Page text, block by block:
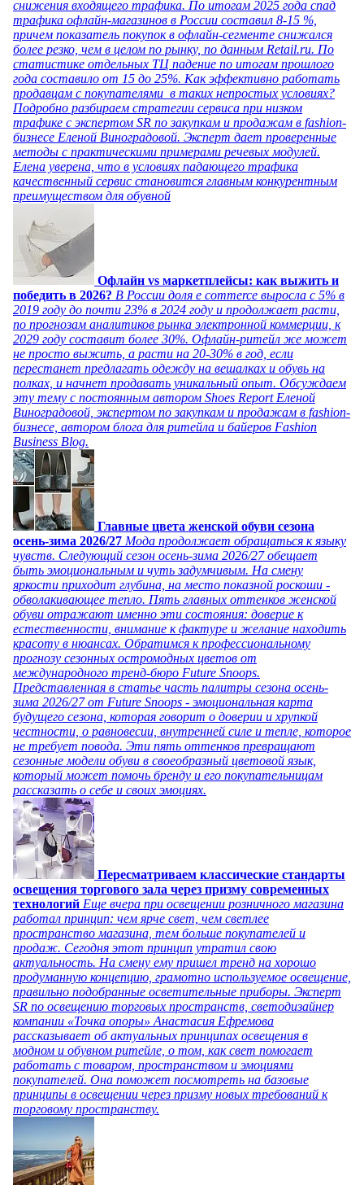
снижения входящего трафика. По итогам 2025 года спад
трафика офлайн-магазинов в России составил 8-15 %,
причем показатель покупок в офлайн-сегменте снижался
более резко, чем в целом по рынку, по данным Retail.ru. По
статистике отдельных ТЦ падение по итогам прошлого
года составило от 15 до 25%. Как эффективно работать
продавцам с покупателями в таких непростых условиях?
Подробно разбираем стратегии сервиса при низком
трафике с экспертом SR по закупкам и продажам в fashion-
бизнесе Еленой Виноградовой. Эксперт дает проверенные
методы с практическими примерами речевых модулей.
Елена уверена, что в условиях падающего трафика
качественный сервис становится главным конкурентным
преимуществом для обувной
Офлайн vs маркетплейсы: как выжить и
победить в 2026? В России доля e commerce выросла с 5% в
2019 году до почти 23% в 2024 году и продолжает расти,
по прогнозам аналитиков рынка электронной коммерции, к
2029 году составит более 30%. Офлайн-ритейл же может
не просто выжить, а расти на 20-30% в год, если
перестанет предлагать одежду на вешалках и обувь на
полках, и начнет продавать уникальный опыт. Обсуждаем
эту тему с постоянным автором Shoes Report Еленой
Виноградовой, экспертом по закупкам и продажам в fashion-
бизнесе, автором блога для ритейла и байеров Fashion
Business Blog.
Главные цвета женской обуви сезона
осень-зима 2026/27 Мода продолжает обращаться к языку
чувств. Следующий сезон осень-зима 2026/27 обещает
быть эмоциональным и чуть задумчивым. На смену
яркости приходит глубина, на место показной роскоши -
обволакивающее тепло. Пять главных оттенков женской
обуви отражают именно эти состояния: доверие к
естественности, внимание к фактуре и желание находить
красоту в нюансах. Обратимся к профессиональному
прогнозу сезонных остромодных цветов от
международного тренд-бюро Future Snoops.
Представленная в статье часть палитры сезона осень-
зима 2026/27 от Future Snoops - эмоциональная карта
будущего сезона, которая говорит о доверии и хрупкой
честности, о равновесии, внутренней силе и тепле, которое
не требует повода. Эти пять оттенков превращают
сезонные модели обуви в своеобразный цветовой язык,
который может помочь бренду и его покупательницам
рассказать о себе и своих эмоциях.
Пересматриваем классические стандарты
освещения торгового зала через призму современных
технологий Еще вчера при освещении розничного магазина
работал принцип: чем ярче свет, чем светлее
пространство магазина, тем больше покупателей и
продаж. Сегодня этот принцип утратил свою
актуальность. На смену ему пришел тренд на хорошо
продуманную концепцию, грамотно используемое освещение,
правильно подобранные осветительные приборы. Эксперт
SR по освещению торговых пространств, светодизайнер
компании «Точка опоры» Анастасия Ефремова
рассказывает об актуальных принципах освещения в
модном и обувном ритейле, о том, как свет помогает
работать с товаром, пространством и эмоциями
покупателей. Она поможет посмотреть на базовые
принципы в освещении через призму новых требований к
торговому пространству.